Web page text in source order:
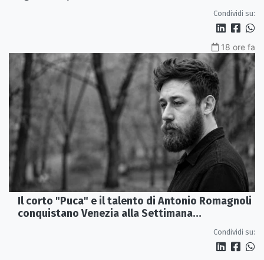
Condividi su:
18 ore fa
Il corto "Puca" e il talento di Antonio Romagnoli
conquistano Venezia alla Settimana
Condividi su: